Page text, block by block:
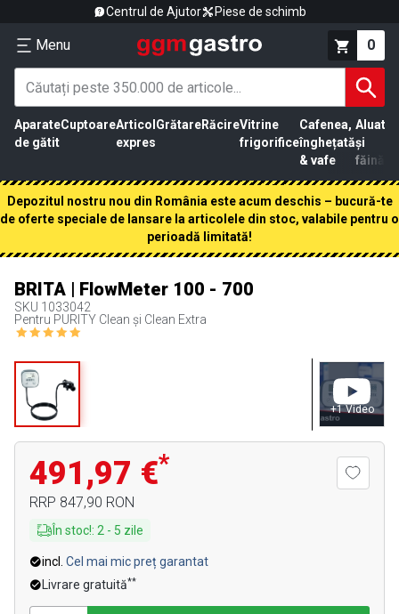
Centrul de Ajutor Piese de schimb
Menu 0
Aparate
de gătit
CuptoareArticol
expres
GrătareRăcireVitrine
frigorifice
Cafenea,
înghețată
& vafe
Aluat
și
făină
Depozitul nostru nou din România este acum deschis – bucură-te
de oferte speciale de lansare la articolele din stoc, valabile pentru o
perioadă limitată!
BRITA | FlowMeter 100 - 700
SKU 1033042
Pentru PURITY Clean și Clean Extra
+1 Video
491,97 €*
RRP 847,90 RON
În stoc!: 2 - 5 zile
incl. Cel mai mic preț garantat
Livrare gratuită**